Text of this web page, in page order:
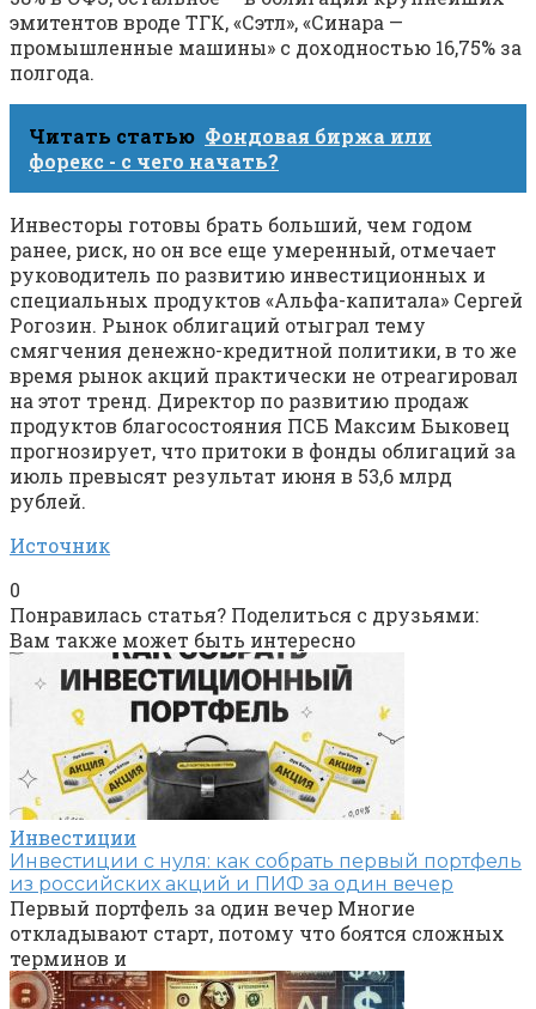
эмитентов вроде ТГК, «Сэтл», «Синара —
промышленные машины» с доходностью 16,75% за
полгода.
Читать статью Фондовая биржа или
форекс - с чего начать?
Инвесторы готовы брать больший, чем годом
ранее, риск, но он все еще умеренный, отмечает
руководитель по развитию инвестиционных и
специальных продуктов «Альфа-капитала» Сергей
Рогозин. Рынок облигаций отыграл тему
смягчения денежно-кредитной политики, в то же
время рынок акций практически не отреагировал
на этот тренд. Директор по развитию продаж
продуктов благосостояния ПСБ Максим Быковец
прогнозирует, что притоки в фонды облигаций за
июль превысят результат июня в 53,6 млрд
рублей.
Источник
0
Понравилась статья? Поделиться с друзьями:
Вам также может быть интересно
Инвестиции
Инвестиции с нуля: как собрать первый портфель
из российских акций и ПИФ за один вечер
Первый портфель за один вечер Многие
откладывают старт, потому что боятся сложных
терминов и